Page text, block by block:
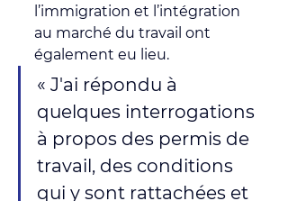
l’immigration et l’intégration
au marché du travail ont
également eu lieu.
« J'ai répondu à
quelques interrogations
à propos des permis de
travail, des conditions
qui y sont rattachées et